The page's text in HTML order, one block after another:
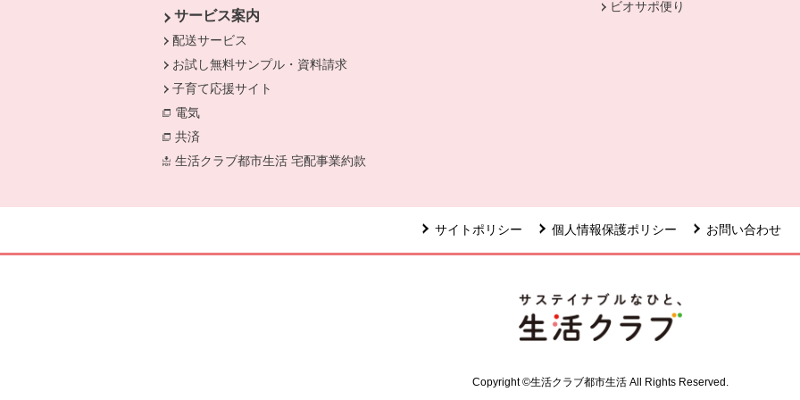
サービス案内
配送サービス
お試し無料サンプル・資料請求
子育て応援サイト
電気
共済
生活クラブ都市生活 宅配事業約款
ビオサポ便り
サイトポリシー 個人情報保護ポリシー お問い合わせ
Copyright ©生活クラブ都市生活 All Rights Reserved.